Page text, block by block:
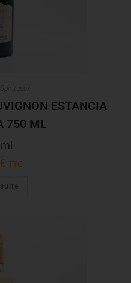
ESTANCIA
750 ML
€ TTC